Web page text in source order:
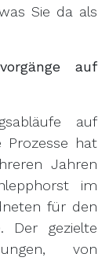
Sie da als
auf
auf
Prozesse hat
Jahren
im
für den
Der gezielte
von